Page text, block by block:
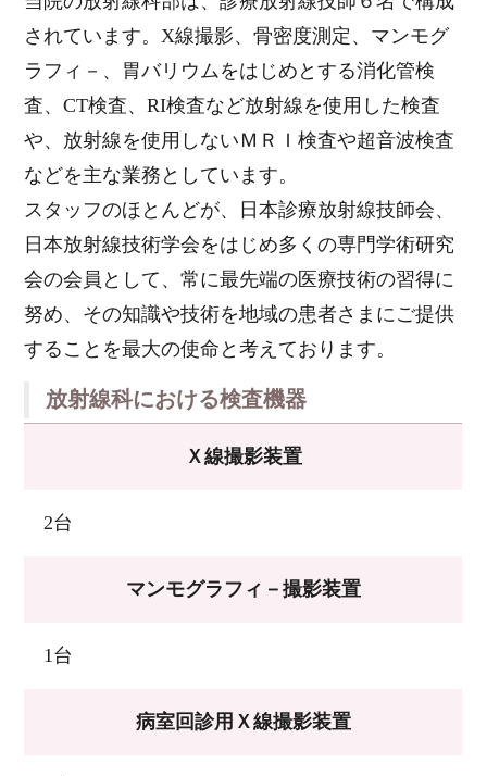
されています。X線撮影、骨密度測定、マンモグ
ラフィ－、胃バリウムをはじめとする消化管検
査、CT検査、RI検査など放射線を使用した検査
や、放射線を使用しないＭＲＩ検査や超音波検査
などを主な業務としています。
スタッフのほとんどが、日本診療放射線技師会、
日本放射線技術学会をはじめ多くの専門学術研究
会の会員として、常に最先端の医療技術の習得に
努め、その知識や技術を地域の患者さまにご提供
することを最大の使命と考えております。
放射線科における検査機器
Ｘ線撮影装置
2台
マンモグラフィ－撮影装置
1台
病室回診用Ｘ線撮影装置